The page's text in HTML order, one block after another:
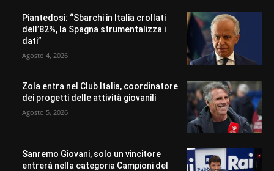
Piantedosi: “Sbarchi in Italia crollati
dell’82%, la Spagna strumentalizza i
dati”
Agosto 4, 2026
Zola entra nel Club Italia, coordinatore
dei progetti delle attività giovanili
Agosto 5, 2026
Sanremo Giovani, solo un vincitore
entrerà nella categoria Campioni del